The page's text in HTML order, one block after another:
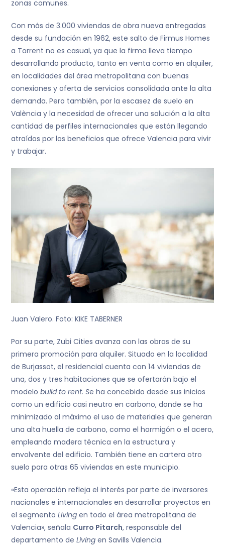
zonas comunes.
Con más de 3.000 viviendas de obra nueva entregadas
desde su fundación en 1962, este salto de Firmus Homes
a Torrent no es casual, ya que la firma lleva tiempo
desarrollando producto, tanto en venta como en alquiler,
en localidades del área metropolitana con buenas
conexiones y oferta de servicios consolidada ante la alta
demanda. Pero también, por la escasez de suelo en
València y la necesidad de ofrecer una solución a la alta
cantidad de perfiles internacionales que están llegando
atraídos por los beneficios que ofrece Valencia para vivir
y trabajar.
Juan Valero. Foto: KIKE TABERNER
Por su parte, Zubi Cities avanza con las obras de su
primera promoción para alquiler. Situado en la localidad
de Burjassot, el residencial cuenta con 14 viviendas de
una, dos y tres habitaciones que se ofertarán bajo el
modelo build to rent. Se ha concebido desde sus inicios
como un edificio casi neutro en carbono, donde se ha
minimizado al máximo el uso de materiales que generan
una alta huella de carbono, como el hormigón o el acero,
empleando madera técnica en la estructura y
envolvente del edificio. También tiene en cartera otro
suelo para otras 65 viviendas en este municipio.
«Esta operación refleja el interés por parte de inversores
nacionales e internacionales en desarrollar proyectos en
el segmentoLiving en todo el área metropolitana de
Valencia», señala Curro Pitarch, responsable del
departamento de Living en Savills Valencia.